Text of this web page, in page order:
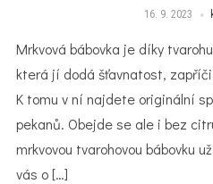
16. 9. 2023
Mrkvová bábovka je díky
která jí dodá šťavnatost,
K tomu v ní najdete originální
pekanů. Obejde se ale i bez
mrkvovou tvarohovou bábovku
vás o […]